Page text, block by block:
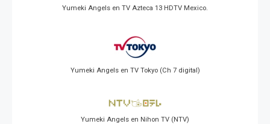
Yumeki Angels en TV Azteca 13 HDTV Mexico.
Yumeki Angels en TV Tokyo (Ch 7 digital)
Yumeki Angels en Nihon TV (NTV)